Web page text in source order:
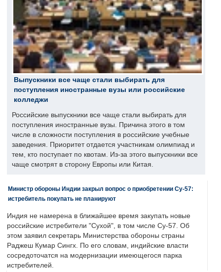
Выпускники все чаще стали выбирать для
поступления иностранные вузы или российские
колледжи
Российские выпускники все чаще стали выбирать для
поступления иностранные вузы. Причина этого в том
числе в сложности поступления в российские учебные
заведения. Приоритет отдается участникам олимпиад и
тем, кто поступает по квотам. Из-за этого выпускники все
чаще смотрят в сторону Европы или Китая.
Министр обороны Индии закрыл вопрос о приобретении Су-57:
истребитель покупать не планируют
Индия не намерена в ближайшее время закупать новые
российские истребители "Сухой", в том числе Су-57. Об
этом заявил секретарь Министерства обороны страны
Раджеш Кумар Сингх. По его словам, индийские власти
сосредоточатся на модернизации имеющегося парка
истребителей.